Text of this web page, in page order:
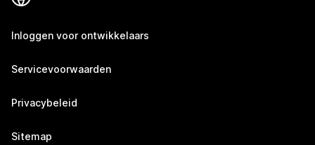
Inloggen voor ontwikkelaars
Servicevoorwaarden
Privacybeleid
Sitemap